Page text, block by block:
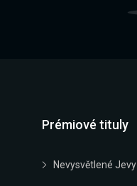
Prémiové tituly
Nevysvětlené Jevy